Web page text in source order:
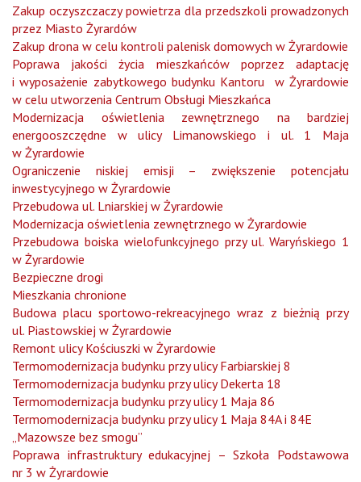
Zakup oczyszczaczy powietrza dla przedszkoli prowadzonych
przez Miasto Żyrardów
Zakup drona w celu kontroli palenisk domowych w Żyrardowie
Poprawa jakości życia mieszkańców poprzez adaptację
i wyposażenie zabytkowego budynku Kantoru w Żyrardowie
w celu utworzenia Centrum Obsługi Mieszkańca
Modernizacja oświetlenia zewnętrznego na bardziej
energooszczędne w ulicy Limanowskiego i ul. 1 Maja
w Żyrardowie
Ograniczenie niskiej emisji – zwiększenie potencjału
inwestycyjnego w Żyrardowie
Przebudowa ul. Lniarskiej w Żyrardowie
Modernizacja oświetlenia zewnętrznego w Żyrardowie
Przebudowa boiska wielofunkcyjnego przy ul. Waryńskiego 1
w Żyrardowie
Bezpieczne drogi
Mieszkania chronione
Budowa placu sportowo-rekreacyjnego wraz z bieżnią przy
ul. Piastowskiej w Żyrardowie
Remont ulicy Kościuszki w Żyrardowie
Termomodernizacja budynku przy ulicy Farbiarskiej 8
Termomodernizacja budynku przy ulicy Dekerta 18
Termomodernizacja budynku przy ulicy 1 Maja 86
Termomodernizacja budynku przy ulicy 1 Maja 84A i 84E
„Mazowsze bez smogu”
Poprawa infrastruktury edukacyjnej – Szkoła Podstawowa
nr 3 w Żyrardowie